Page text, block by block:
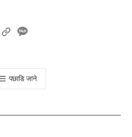
카
톡
공
기
पछाडि जाने